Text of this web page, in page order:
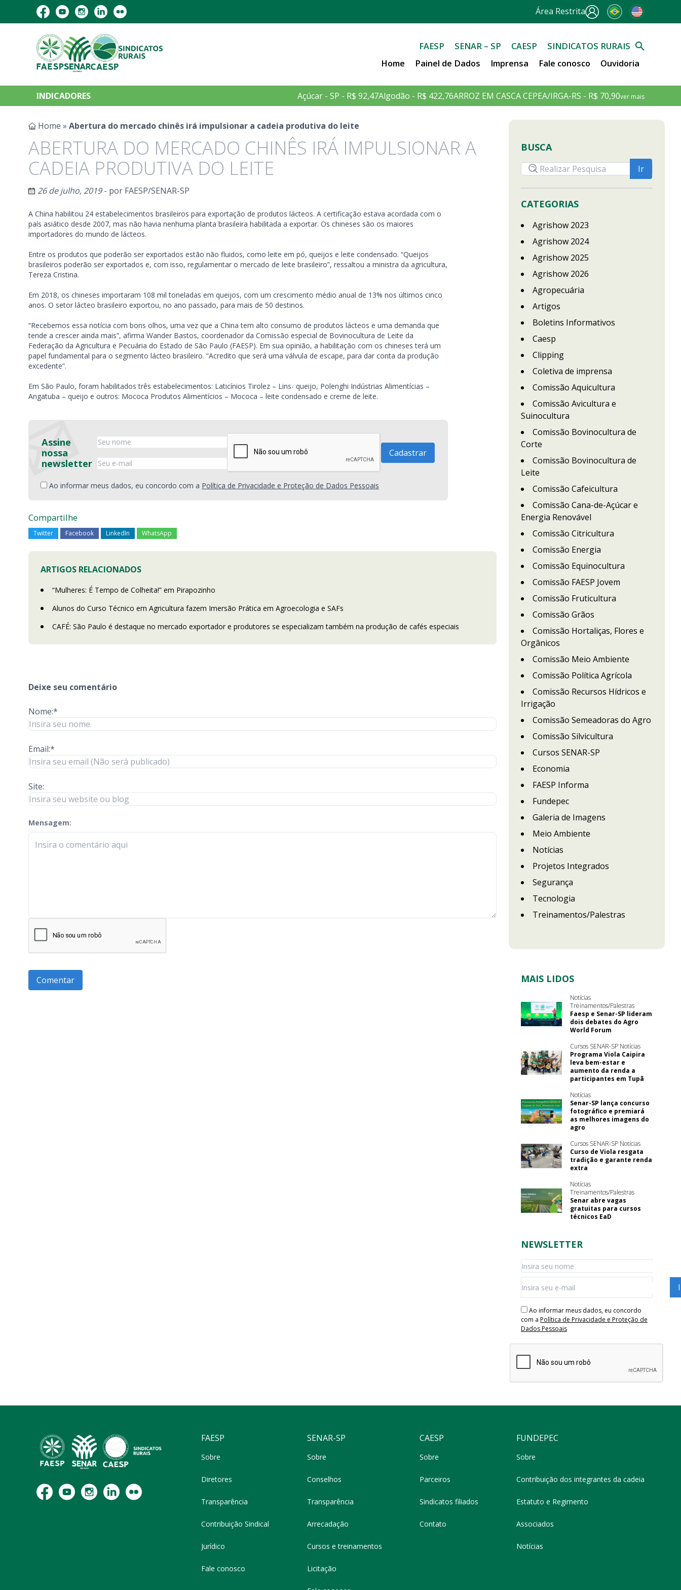
Área Restrita
FAESP SENAR – SP CAESP
SINDICATOS RURAIS
Home
Painel de Dados Imprensa Fale conosco Ouvidoria
INDICADORES Açúcar - SP - R$ 92,47Algodão - R$ 422,76ARROZ EM CASCA CEPEA/IRGA-RS - R$ 70,90ver mais
Home » Abertura do mercado chinês irá impulsionar a cadeia produtiva do leite
ABERTURA DO MERCADO CHINÊS IRÁ IMPULSIONAR A
CADEIA PRODUTIVA DO LEITE
26 de julho, 2019- por FAESP/SENAR-SP
A China habilitou 24 estabelecimentos brasileiros para exportação de produtos lácteos. A certificação estava acordada com o
país asiático desde 2007, mas não havia nenhuma planta brasileira habilitada a exportar. Os chineses são os maiores
importadores do mundo de lácteos.
Entre os produtos que poderão ser exportados estão não fluidos, como leite em pó, queijos e leite condensado. “Queijos
brasileiros poderão ser exportados e, com isso, regulamentar o mercado de leite brasileiro”, ressaltou a ministra da agricultura,
Tereza Cristina.
Em 2018, os chineses importaram 108 mil toneladas em queijos, com um crescimento médio anual de 13% nos últimos cinco
anos. O setor lácteo brasileiro exportou, no ano passado, para mais de 50 destinos.
“Recebemos essa notícia com bons olhos, uma vez que a China tem alto consumo de produtos lácteos e uma demanda que
tende a crescer ainda mais”, afirma Wander Bastos, coordenador da Comissão especial de Bovinocultura de Leite da
Federação da Agricultura e Pecuária do Estado de São Paulo (FAESP). Em sua opinião, a habilitação com os chineses terá um
papel fundamental para o segmento lácteo brasileiro. “Acredito que será uma válvula de escape, para dar conta da produção
excedente”.
Em São Paulo, foram habilitados três estabelecimentos: Laticínios Tirolez – Lins- queijo, Polenghi Indústrias Alimentícias –
Angatuba – queijo e outros: Mococa Produtos Alimentícios – Mococa – leite condensado e creme de leite.
Assine
nossa
newsletter
Ao informar meus dados, eu concordo com a Política de Privacidade e Proteção de Dados Pessoais
Compartilhe
Twitter Facebook LinkedIn WhatsApp
ARTIGOS RELACIONADOS
“Mulheres: É Tempo de Colheita!” em Pirapozinho
Alunos do Curso Técnico em Agricultura fazem Imersão Prática em Agroecologia e SAFs
CAFÉ: São Paulo é destaque no mercado exportador e produtores se especializam também na produção de cafés especiais
Deixe seu comentário
Nome:*
Email:*
Site:
Mensagem:
check-terms
BUSCA
CATEGORIAS
Agrishow 2023
Agrishow 2024
Agrishow 2025
Agrishow 2026
Agropecuária
Artigos
Boletins Informativos
Caesp
Clipping
Coletiva de imprensa
Comissão Aquicultura
Comissão Avicultura e
Suinocultura
Comissão Bovinocultura de
Corte
Comissão Bovinocultura de
Leite
Comissão Cafeicultura
Comissão Cana-de-Açúcar e
Energia Renovável
Comissão Citricultura
Comissão Energia
Comissão Equinocultura
Comissão FAESP Jovem
Comissão Fruticultura
Comissão Grãos
Comissão Hortaliças, Flores e
Orgânicos
Comissão Meio Ambiente
Comissão Política Agrícola
Comissão Recursos Hídricos e
Irrigação
Comissão Semeadoras do Agro
Comissão Silvicultura
Cursos SENAR-SP
Economia
FAESP Informa
Fundepec
Galeria de Imagens
Meio Ambiente
Notícias
Projetos Integrados
Segurança
Tecnologia
Treinamentos/Palestras
MAIS LIDOS
Notícias
Treinamentos/Palestras
Faesp e Senar-SP lideram
dois debates do Agro
World Forum
Cursos SENAR-SP Notícias
Programa Viola Caipira
leva bem-estar e
aumento da renda a
participantes em Tupã
Notícias
Senar-SP lança concurso
fotográfico e premiará
as melhores imagens do
agro
Cursos SENAR-SP Notícias
Curso de Viola resgata
tradição e garante renda
extra
Notícias
Treinamentos/Palestras
Senar abre vagas
gratuitas para cursos
técnicos EaD
NEWSLETTER
Ao informar meus dados, eu concordo
com a Política de Privacidade e Proteção de
Dados Pessoais
FAESP
Sobre
Diretores
Transparência
Contribuição Sindical
Jurídico
Fale conosco
SENAR-SP
Sobre
Conselhos
Transparência
Arrecadação
Cursos e treinamentos
Licitação
CAESP
Sobre
Parceiros
Sindicatos filiados
Contato
FUNDEPEC
Sobre
Contribuição dos integrantes da cadeia
Estatuto e Regimento
Associados
Notícias